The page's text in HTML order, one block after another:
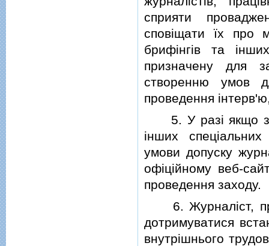
сприяти
сповiщати їх про
брифiнгiв та
призначену для
створенню умов
проведення
5. У разi якщо
iнших спецiальних
умови допуску
офiцiйному веб-
проведення заходу.
6. Журналiст,
дотримуватися
внутрiшнього